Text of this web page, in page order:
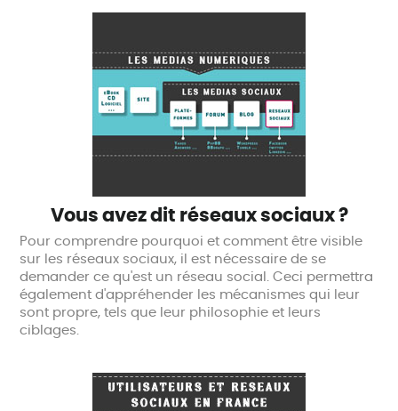
Vous avez dit réseaux sociaux ?
Pour comprendre pourquoi et comment être visible
sur les réseaux sociaux, il est nécessaire de se
demander ce qu'est un réseau social. Ceci permettra
également d'appréhender les mécanismes qui leur
sont propre, tels que leur philosophie et leurs
ciblages.